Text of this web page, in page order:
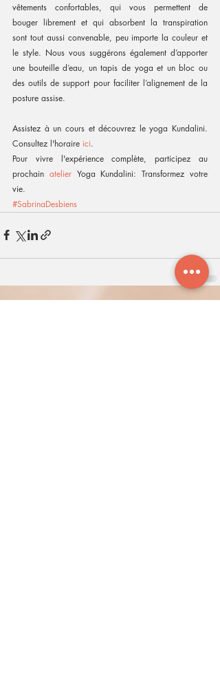
vêtements confortables, qui vous permettent de
bouger librement et qui absorbent la transpiration
sont tout aussi convenable, peu importe la couleur et
le style. Nous vous suggérons également d’apporter
une bouteille d’eau, un tapis de yoga et un bloc ou
des outils de support pour faciliter l’alignement de la
posture assise.
Assistez à un cours et découvrez le yoga Kundalini.
Consultez l'horaire ici.
Pour vivre l'expérience complète, participez au
prochain atelier Yoga Kundalini: Transformez votre
vie.
#SabrinaDesbiens